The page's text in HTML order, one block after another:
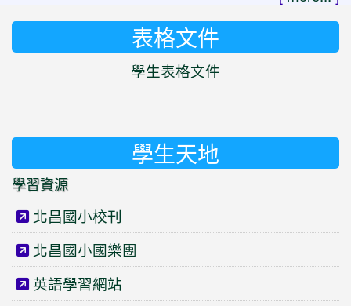
表格文件
學生表格文件
學生天地
學習資源
北昌國小校刊
北昌國小國樂團
英語學習網站